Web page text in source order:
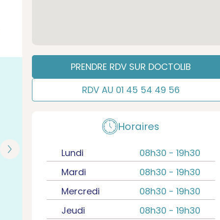
PRENDRE RDV SUR DOCTOLIB
RDV AU 01 45 54 49 56
Horaires
Lundi 08h30 - 19h30
Mardi
08h30 - 19h30
Mercredi
08h30 - 19h30
Jeudi
08h30 - 19h30